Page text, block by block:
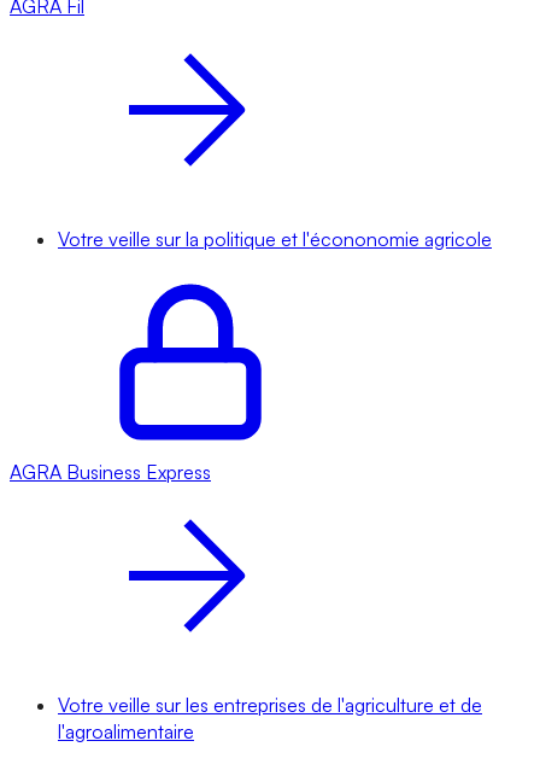
AGRA Fil
Votre veille sur la politique et l'écononomie agricole
AGRA Business Express
Votre veille sur les entreprises de l'agriculture et de
l'agroalimentaire